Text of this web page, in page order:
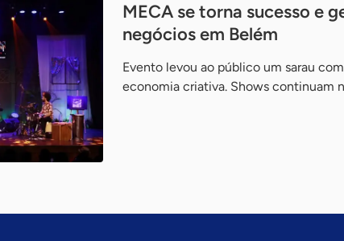
MECA se torna sucesso e
negócios em Belém
Evento levou ao público um sarau
economia criativa. Shows continuam